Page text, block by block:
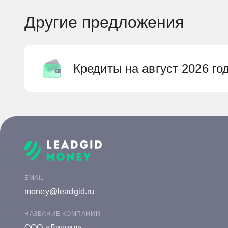
Другие предложения
Кредиты на август 2026
Онлайн заявка на кредит в
Онлайн заявка на кредит в
EMAIL
money@leadgid.ru
НАЗВАНИЕ КОМПАНИИ